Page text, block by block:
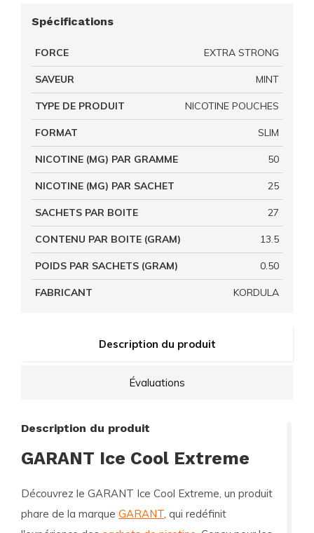
Description du produit
Évaluations
Description du produit
GARANT Ice Cool Extreme
Découvrez le GARANT Ice Cool Extreme, un produit
phare de la marque GARANT, qui redéfinit
Spécifications
FORCE EXTRA STRONG
SAVEUR MINT
TYPE DE PRODUIT NICOTINE POUCHES
FORMAT SLIM
NICOTINE (MG) PAR GRAMME 50
NICOTINE (MG) PAR SACHET 25
SACHETS PAR BOITE 27
CONTENU PAR BOITE (GRAM) 13.5
POIDS PAR SACHETS (GRAM) 0.50
FABRICANT KORDULA